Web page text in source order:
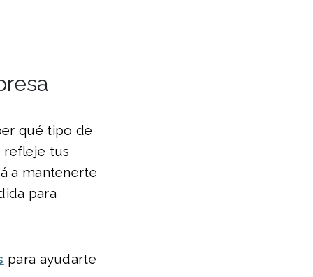
qué tipo de
refleje tus
a mantenerte
para
para ayudarte